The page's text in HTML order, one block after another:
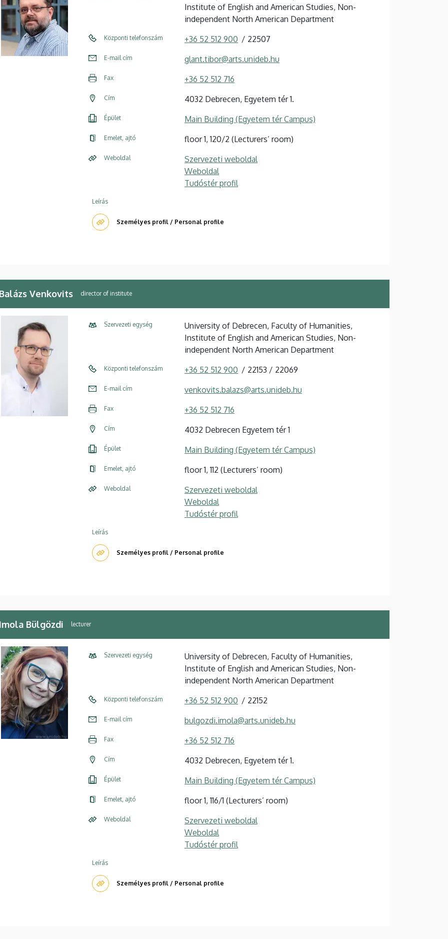
Institute of English and American Studies, Non-
independent North American Department
Központi telefonszám +36 52 512 900 22507
E-mail cím glant.tibor@arts.unideb.hu
Fax +36 52 512 716
Cím 4032 Debrecen, Egyetem tér 1.
Épület Main Building (Egyetem tér Campus)
Emelet, ajtó floor 1, 120/2 (Lecturers’ room)
Weboldal
Szervezeti weboldal
Weboldal
Tudóstér profil
Leírás
Személyes profil / Personal profile
Venkovits director of institute
Szervezeti egység
University of Debrecen, Faculty of Humanities,
Institute of English and American Studies, Non-
independent North American Department
Központi telefonszám +36 52 512 900 22153 22069
E-mail cím venkovits.balazs@arts.unideb.hu
Fax +36 52 512 716
Cím 4032 Debrecen Egyetem tér 1
Épület Main Building (Egyetem tér Campus)
Emelet, ajtó floor 1, 112 (Lecturers’ room)
Weboldal
Szervezeti weboldal
Weboldal
Tudóstér profil
Leírás
Személyes profil / Personal profile
Bülgözdi lecturer
Szervezeti egység
University of Debrecen, Faculty of Humanities,
Institute of English and American Studies, Non-
independent North American Department
Központi telefonszám +36 52 512 900 22152
E-mail cím bulgozdi.imola@arts.unideb.hu
Fax +36 52 512 716
Cím 4032 Debrecen, Egyetem tér 1.
Épület Main Building (Egyetem tér Campus)
Emelet, ajtó floor 1, 116/1 (Lecturers’ room)
Weboldal
Szervezeti weboldal
Weboldal
Tudóstér profil
Leírás
Személyes profil / Personal profile